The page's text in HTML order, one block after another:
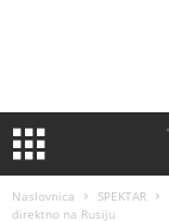
Naslovnica SPEKTAR
direktno na Rusiju